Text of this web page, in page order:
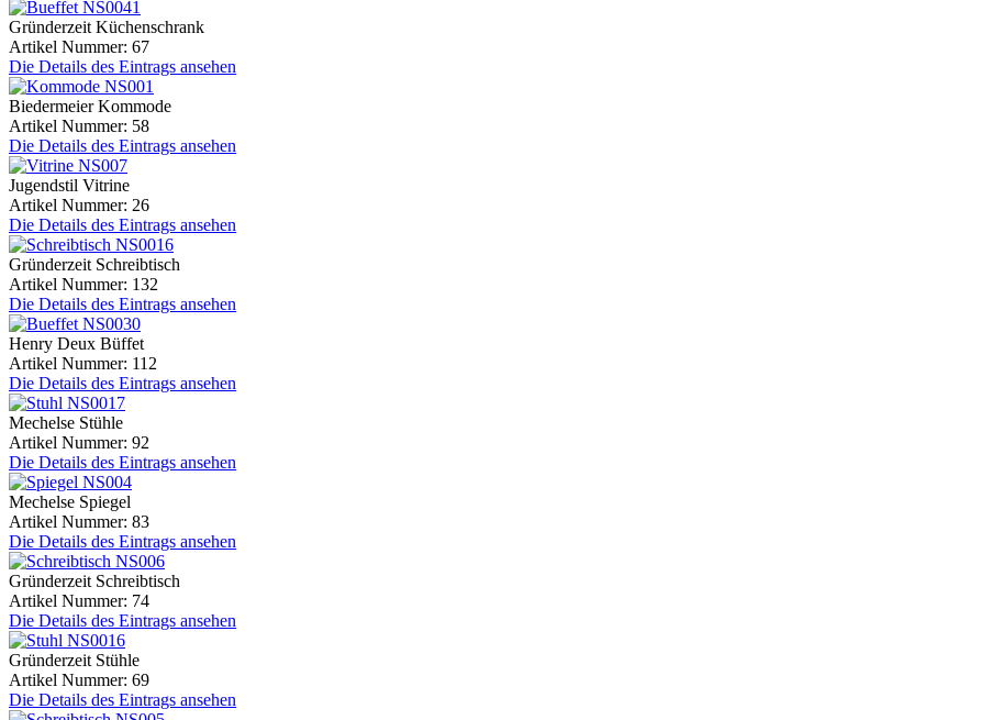
Gründerzeit Küchenschrank
Artikel Nummer: 67
Die Details des Eintrags ansehen
Biedermeier Kommode
Artikel Nummer: 58
Die Details des Eintrags ansehen
Jugendstil Vitrine
Artikel Nummer: 26
Die Details des Eintrags ansehen
Gründerzeit Schreibtisch
Artikel Nummer: 132
Die Details des Eintrags ansehen
Henry Deux Büffet
Artikel Nummer: 112
Die Details des Eintrags ansehen
Mechelse Stühle
Artikel Nummer: 92
Die Details des Eintrags ansehen
Mechelse Spiegel
Artikel Nummer: 83
Die Details des Eintrags ansehen
Gründerzeit Schreibtisch
Artikel Nummer: 74
Die Details des Eintrags ansehen
Gründerzeit Stühle
Artikel Nummer: 69
Die Details des Eintrags ansehen